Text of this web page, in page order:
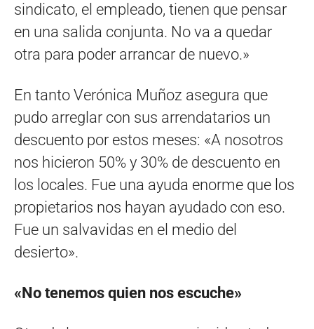
sindicato, el empleado, tienen que pensar
en una salida conjunta. No va a quedar
otra para poder arrancar de nuevo.»
En tanto Verónica Muñoz asegura que
pudo arreglar con sus arrendatarios un
descuento por estos meses: «A nosotros
nos hicieron 50% y 30% de descuento en
los locales. Fue una ayuda enorme que los
propietarios nos hayan ayudado con eso.
Fue un salvavidas en el medio del
desierto».
«No tenemos quien nos escuche»